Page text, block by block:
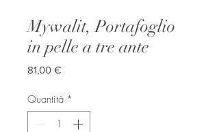
Mywalit, Portafoglio
in pelle a tre ante
81,00 €Prezzo
Quantità *